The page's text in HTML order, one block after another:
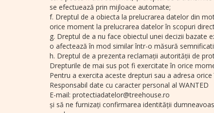
se efectuează prin mijloace automate;
f. Dreptul de a obiecta la prelucrarea datelor din
orice moment la prelucrarea datelor în scopuri
g. Dreptul de a nu face obiectul unei decizii bazate
o afectează în mod similar într-o măsură
h. Dreptul de a prezenta reclamații autorității de
Drepturile de mai sus pot fi exercitate în orice
Pentru a exercita aceste drepturi sau a adresa
Responsabil date cu caracter personal al WANTED
E-mail: protectiadatelor@treehouse.ro
și să ne furnizați confirmarea identității